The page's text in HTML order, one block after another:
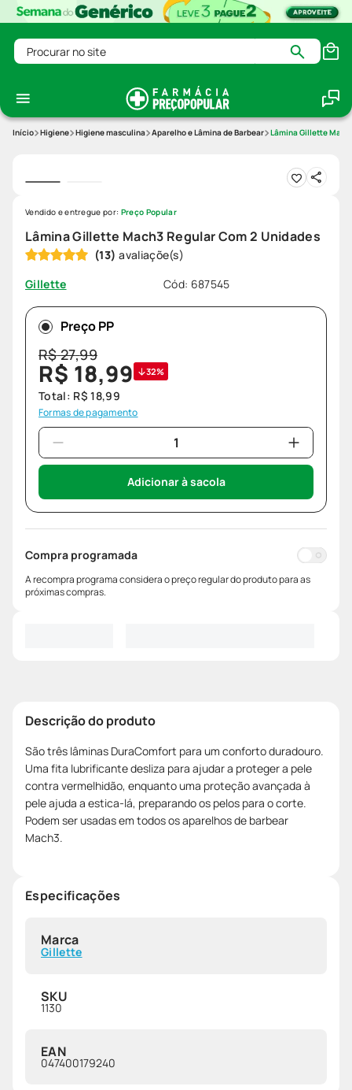
Procurar no site
Higiene Higiene masculina Aparelho e Lâmina de Barbear Lâmina Gillette
Lâmina Gillette Mach3 Regular Com 2 Unidades
(13)
Gillette
Cód: 687545
Vendido e entregue por: Preço Popular
Preço PP
R$27,99
R$ 18,99 32%
Total: R$ 18,99
Formas de pagamento
Adicionar à sacola
Compra programada
A recompra programa considera o preço regular do produto para as
próximas compras.
Descrição do produto
São três lâminas DuraComfort para um conforto duradouro.
Uma fita lubrificante desliza para ajudar a proteger a pele
contra vermelhidão, enquanto uma proteção avançada à
pele ajuda a estica-lá, preparando os pelos para o corte.
Podem ser usadas em todos os aparelhos de barbear
Mach3.
Especificações
Marca
Gillette
SKU
1130
EAN
047400179240